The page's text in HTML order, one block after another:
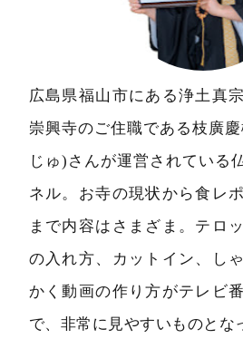
広島県福山市にある浄土真
崇興寺のご住職である枝廣
じゅ)さんが運営されている
ネル。お寺の現状から食レ
まで内容はさまざま。テロ
の入れ方、カットイン、し
かく動画の作り方がテレビ
で、非常に見やすいものとな